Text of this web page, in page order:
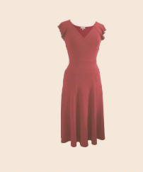
aan DHL of Post.nl